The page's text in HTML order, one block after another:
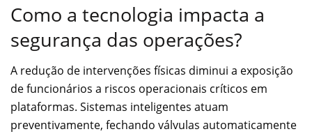
Como a tecnologia impacta a
segurança das operações?
A redução de intervenções físicas diminui a exposição
de funcionários a riscos operacionais críticos em
plataformas. Sistemas inteligentes atuam
preventivamente, fechando válvulas automaticamente